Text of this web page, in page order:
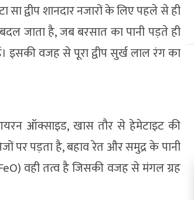
सा द्वीप शानदार नजारों के लिए पहले से ही
जाता है, जब बरसात का पानी पड़ते ही
इसकी वजह से पूरा द्वीप सुर्ख लाल रंग का
आयरन ऑक्साइड, खास तौर से हेमेटाइट की
पर पड़ता है, बहाव रेत और समुद्र के पानी
वही तत्व है जिसकी वजह से मंगल ग्रह